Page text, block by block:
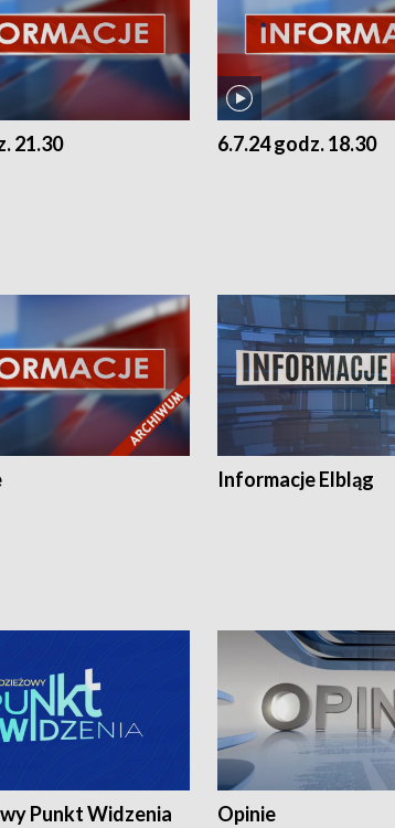
21.30 6.7.24 godz. 18.30
Informacje Elbląg
Punkt Widzenia Opinie